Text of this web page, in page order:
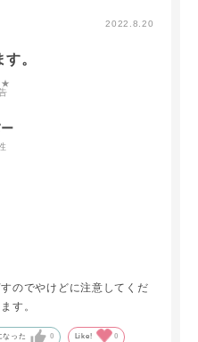
2022.8.20
。
のでやけどに注意してくだ
す。
なった 0 Like! 0